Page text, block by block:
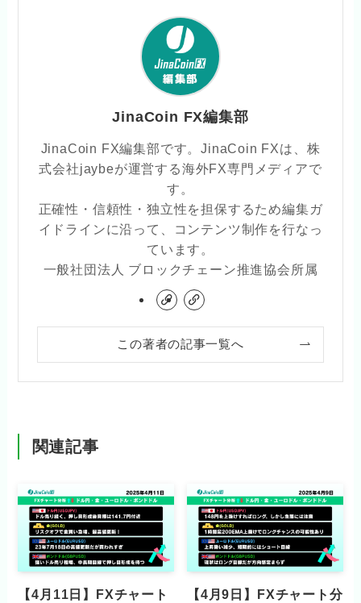
JinaCoin FX編集部
JinaCoin FX編集部です。JinaCoin FXは、株
式会社jaybeが運営する海外FX専門メディアで
す。
正確性・信頼性・独立性を担保するため編集ガ
イドラインに沿って、コンテンツ制作を行なっ
ています。
一般社団法人 ブロックチェーン推進協会所属
この著者の記事一覧へ
関連記事
【4月11日】FXチャート
【4月9日】FXチャート分